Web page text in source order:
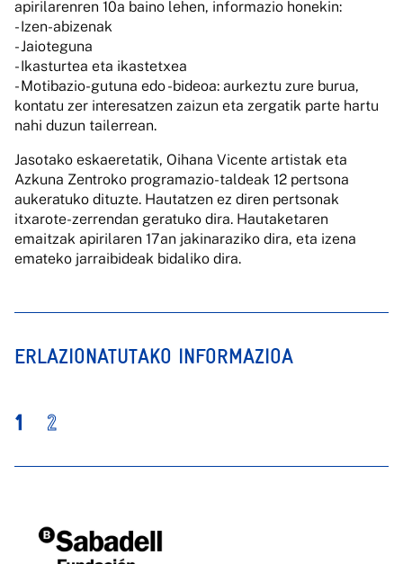
apirilarenren 10a baino lehen, informazio honekin:
- Izen-abizenak
- Jaioteguna
- Ikasturtea eta ikastetxea
- Motibazio-gutuna edo -bideoa: aurkeztu zure burua,
kontatu zer interesatzen zaizun eta zergatik parte hartu
nahi duzun tailerrean.
Jasotako eskaeretatik, Oihana Vicente artistak eta
Azkuna Zentroko programazio-taldeak 12 pertsona
aukeratuko dituzte. Hautatzen ez diren pertsonak
itxarote-zerrendan geratuko dira. Hautaketaren
emaitzak apirilaren 17an jakinaraziko dira, eta izena
emateko jarraibideak bidaliko dira.
ERLAZIONATUTAKO INFORMAZIOA
1 2